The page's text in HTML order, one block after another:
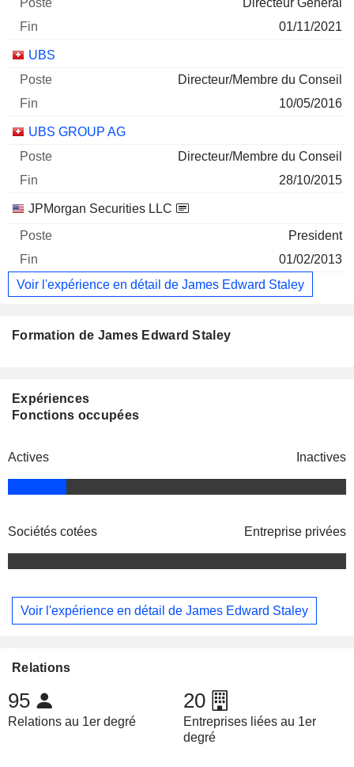
Directeur Général
01/11/2021
UBS
Directeur/Membre du Conseil
10/05/2016
UBS GROUP AG
Directeur/Membre du Conseil
28/10/2015
JPMorgan Securities LLC
President
01/02/2013
Voir l'expérience en détail de James Edward Staley
Formation de James Edward Staley
Expériences
Fonctions occupées
Actives Inactives
Sociétés cotées Entreprise privées
Voir l'expérience en détail de James Edward Staley
Relations
95
Relations au 1er degré
20
Entreprises liées au 1er
degré